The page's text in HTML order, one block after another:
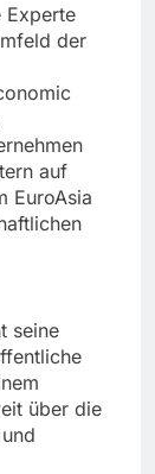
Experte
der
auf
EuroAsia
seine
über die